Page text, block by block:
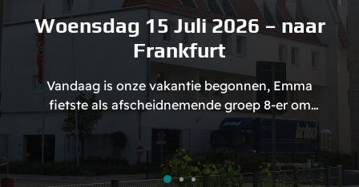
Woensdag 15 Juli 2026 – naar
Frankfurt
Vandaag is onze vakantie begonnen, Emma
fietste als afscheidnemende groep 8-er om
12:00 de school uit, letterlijk en figuurlijk, om…